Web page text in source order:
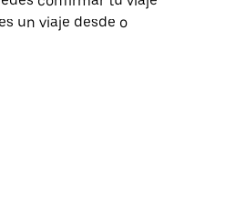
un viaje desde o